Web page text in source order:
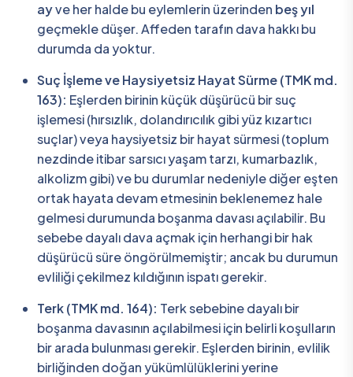
ayve her halde bu eylemlerin üzerinden beş yıl
geçmekle düşer. Affeden tarafın dava hakkı bu
durumda da yoktur.
Suç İşleme ve Haysiyetsiz Hayat Sürme (TMK md.
163): Eşlerden birinin küçük düşürücü bir suç
işlemesi (hırsızlık, dolandırıcılık gibi yüz kızartıcı
suçlar) veya haysiyetsiz bir hayat sürmesi (toplum
nezdinde itibar sarsıcı yaşam tarzı, kumarbazlık,
alkolizm gibi) ve bu durumlar nedeniyle diğer eşten
ortak hayata devam etmesinin beklenemez hale
gelmesi durumunda boşanma davası açılabilir. Bu
sebebe dayalı dava açmak için herhangi bir hak
düşürücü süre öngörülmemiştir; ancak bu durumun
evliliği çekilmez kıldığının ispatı gerekir.
Terk (TMK md. 164): Terk sebebine dayalı bir
boşanma davasının açılabilmesi için belirli koşulların
bir arada bulunması gerekir. Eşlerden birinin, evlilik
birliğinden doğan yükümlülüklerini yerine